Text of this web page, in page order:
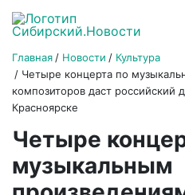
Главная Новости
Культура
Четыре концерта по
композиторов даст
Красноярске
Четыре
музыкальным